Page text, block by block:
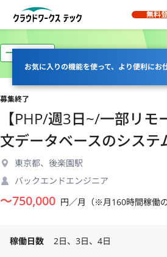
無料
お気に入りの機能を使って、より便利にお
一部リモート
募集終了
【PHP/週3日~/一部リ
文データベースのシステ
東京都、後楽園駅
バックエンドエンジニア
〜750,000 円／月（※月160時間稼働の
稼働日数
2日、3日、4日